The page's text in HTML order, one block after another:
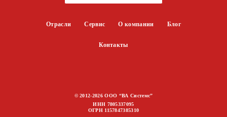
Отрасли Сервис О компании Блог
Контакты
© 2012-2026 ООО “ВА Системс”
ИНН 7805337095
ОГРН 1157847385310